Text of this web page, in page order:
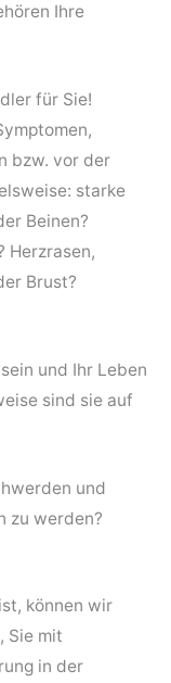
Ihre
für Sie!
bzw. vor der
starke
Beinen?
Herzrasen,
Brust?
und Ihr Leben
sind sie auf
und
zu werden?
können wir
Sie mit
in der